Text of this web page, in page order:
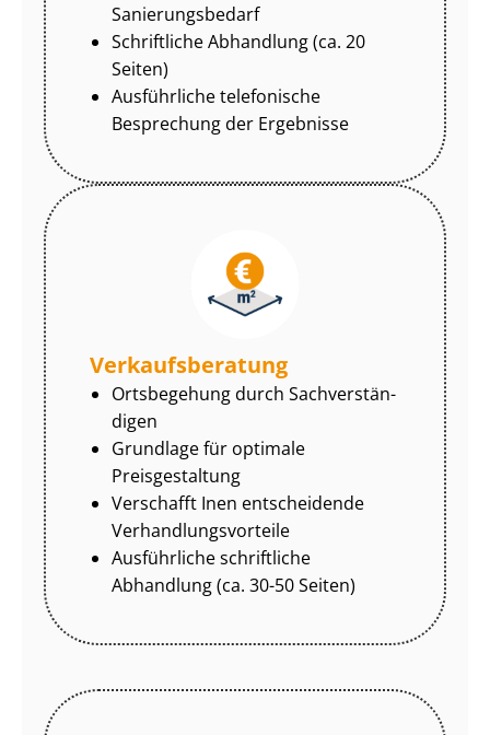
Sa­nie­rungs­be­darf
Schriftliche Abhandlung (ca. 20
Seiten)
Ausführliche telefonische
Besprechung der Ergebnisse
Ver­kaufs­be­ra­tung
Ortsbegehung durch Sach­ver­stän­
di­gen
Grundlage für optimale
Preisgestaltung
Verschafft Inen entscheidende
Ver­hand­lungs­vor­tei­le
Ausführliche schriftliche
Abhandlung (ca. 30-50 Seiten)